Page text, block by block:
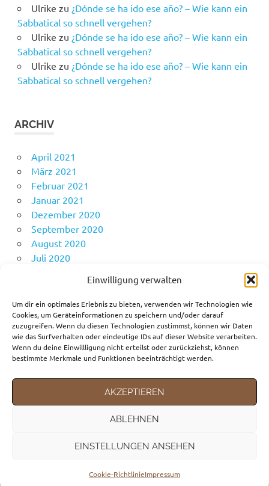
Einwilligung verwalten
Um dir ein optimales Erlebnis zu bieten, verwenden wir Technologien wie
Cookies, um Geräteinformationen zu speichern und/oder darauf
zuzugreifen. Wenn du diesen Technologien zustimmst, können wir Daten
wie das Surfverhalten oder eindeutige IDs auf dieser Website verarbeiten.
Wenn du deine Einwillligung nicht erteilst oder zurückziehst, können
bestimmte Merkmale und Funktionen beeinträchtigt werden.
AKZEPTIEREN
ABLEHNEN
EINSTELLUNGEN ANSEHEN
Cookie-RichtlinieImpressum
Ulrike zu ¿Dónde se ha ido ese año? – Wie kann ein
Sabbatical so schnell vergehen?
Ulrike zu ¿Dónde se ha ido ese año? – Wie kann ein
Sabbatical so schnell vergehen?
Ulrike zu ¿Dónde se ha ido ese año? – Wie kann ein
Sabbatical so schnell vergehen?
ARCHIV
April 2021
März 2021
Februar 2021
Januar 2021
Dezember 2020
September 2020
August 2020
Juli 2020
April 2020
KATEGORIEN
Fortbewegungsmittel
Reiseziele